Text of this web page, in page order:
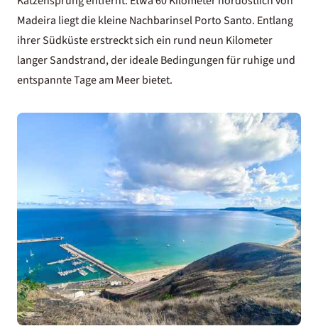
Madeira liegt die kleine Nachbarinsel Porto Santo. Entlang
ihrer Südküste erstreckt sich ein rund neun Kilometer
langer Sandstrand, der ideale Bedingungen für ruhige und
entspannte Tage am Meer bietet.